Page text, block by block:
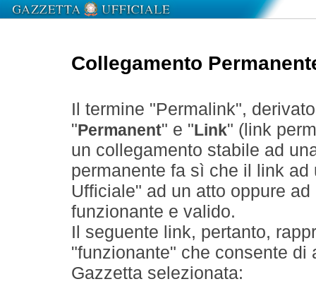
Collegamento
Il termine "Permalink",
" Permanent" e " Link" (link
un collegamento stabile ad
permanente fa sì che il link
Ufficiale" ad un atto oppure
funzionante e valido.
Il seguente link, pertanto,
"funzionante" che consente
Gazzetta selezionata: